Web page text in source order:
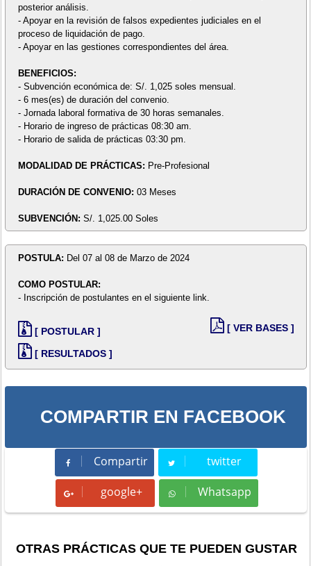
posterior análisis.
- Apoyar en la revisión de falsos expedientes judiciales en el
proceso de liquidación de pago.
- Apoyar en las gestiones correspondientes del área.
BENEFICIOS:
- Subvención económica de: S/. 1,025 soles mensual.
- 6 mes(es) de duración del convenio.
- Jornada laboral formativa de 30 horas semanales.
- Horario de ingreso de prácticas 08:30 am.
- Horario de salida de prácticas 03:30 pm.
MODALIDAD DE PRÁCTICAS: Pre-Profesional
DURACIÓN DE CONVENIO: 03 Meses
SUBVENCIÓN: S/. 1,025.00 Soles
POSTULA: Del 07 al 08 de Marzo de 2024
COMO POSTULAR:
- Inscripción de postulantes en el siguiente link.
[ POSTULAR ]
[ RESULTADOS ]
[ VER BASES ]
COMPARTIR EN FACEBOOK
Compartir
Compartir twitter
Tweet
google+ Whatsapp
Whatsapp
OTRAS PRÁCTICAS QUE TE PUEDEN GUSTAR